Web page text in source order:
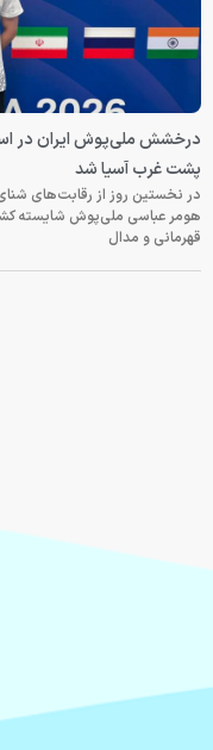
پشت غرب آسیا شد
قهرمانی و مدال